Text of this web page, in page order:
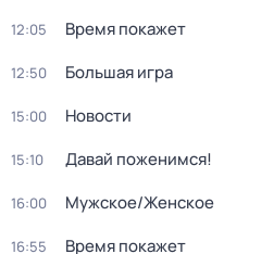
12:05 Время покажет
12:50 Большая игра
15:00 Новости
15:10 Давай поженимся!
16:00 Мужское/Женское
16:55 Время покажет